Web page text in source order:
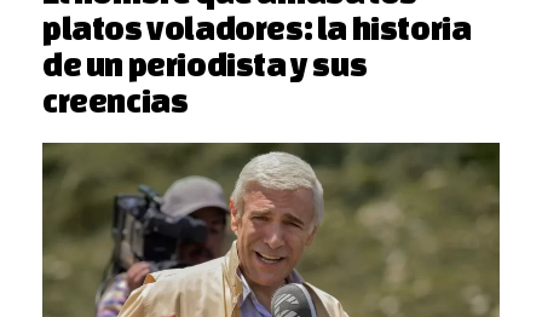
platos voladores: la historia
de un periodista y sus
creencias